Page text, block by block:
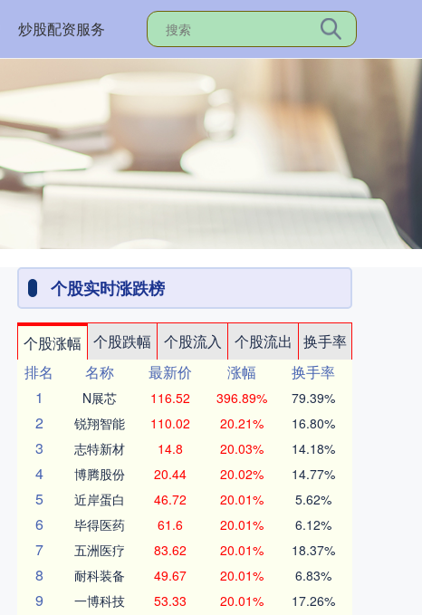
炒股配资服务
个股实时涨跌榜
个股涨幅 个股跌幅 个股流入 个股流出
换手率
排名
名称 最新价 涨幅
换手率
1
N展芯 116.52 396.89% 79.39%
2 锐翔智能 110.02 20.21% 16.80%
3 志特新材 14.8 20.03% 14.18%
4 博腾股份 20.44 20.02% 14.77%
5 近岸蛋白 46.72 20.01% 5.62%
6 毕得医药 61.6 20.01% 6.12%
7 五洲医疗 83.62 20.01% 18.37%
8 耐科装备 49.67 20.01% 6.83%
9 一博科技 53.33 20.01% 17.26%